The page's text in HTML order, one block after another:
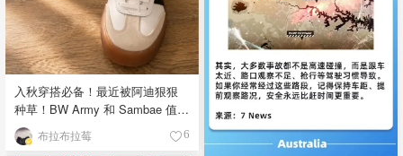
入秋穿搭必备！最近被阿迪狠狠
种草！BW Army 和 Sambae 值得
拥有！布拉布拉莓 6